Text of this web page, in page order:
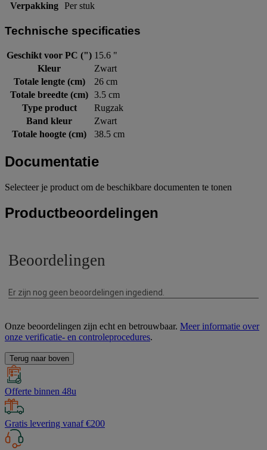
Verpakking Per stuk
Technische specificaties
Geschikt voor PC (") 15.6 "
Kleur
Zwart
Totale lengte (cm)
26 cm
Totale breedte (cm) 3.5 cm
Type product
Rugzak
Band kleur
Zwart
Totale hoogte (cm)
38.5 cm
Documentatie
Selecteer je product om de beschikbare documenten te tonen
Productbeoordelingen
Onze beoordelingen zijn echt en betrouwbaar. Meer informatie over
onze verificatie- en controleprocedures.
Terug naar boven
Offerte binnen 48u
Gratis levering vanaf €200